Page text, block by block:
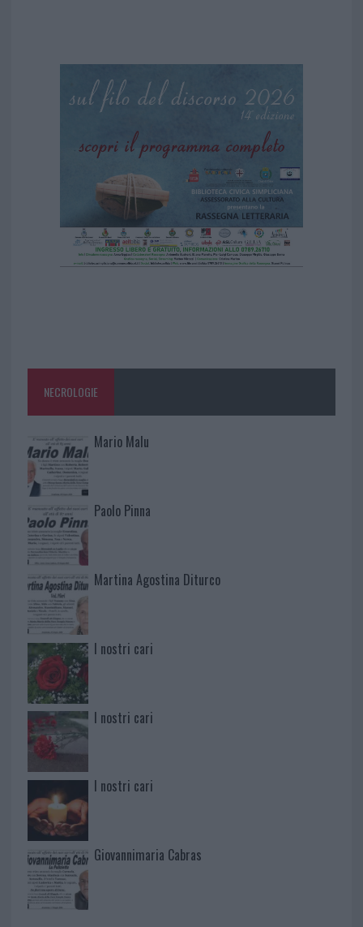
NECROLOGIE
Mario Malu
Paolo Pinna
Martina Agostina Diturco
I nostri cari
I nostri cari
I nostri cari
Giovannimaria Cabras